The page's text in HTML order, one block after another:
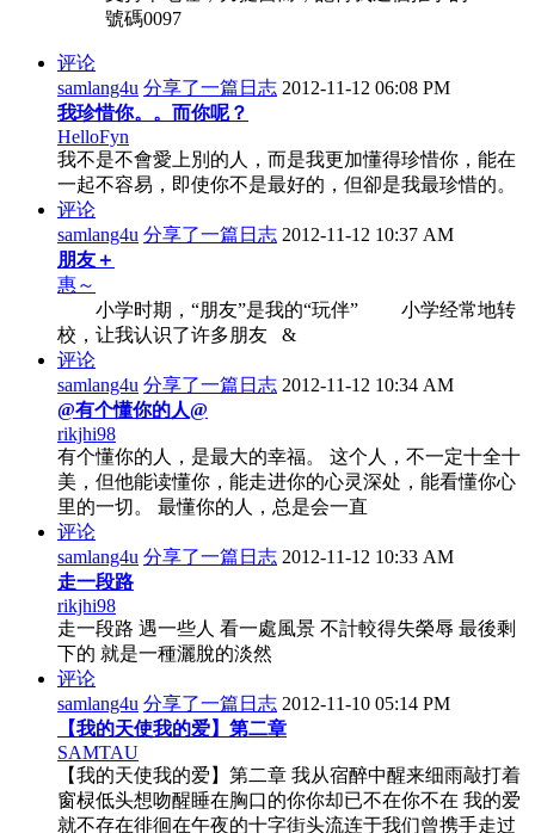
號碼0097
评论
samlang4u 分享了一篇日志 2012-11-12 06:08 PM
我珍惜你。。而你呢？
HelloFyn
我不是不會愛上別的人，而是我更加懂得珍惜你，能在
一起不容易，即使你不是最好的，但卻是我最珍惜的。
评论
samlang4u 分享了一篇日志 2012-11-12 10:37 AM
朋友＋
惠～
小学时期，“朋友”是我的“玩伴” 小学经常地转
校，让我认识了许多朋友 &
评论
samlang4u 分享了一篇日志 2012-11-12 10:34 AM
@有个懂你的人@
rikjhi98
有个懂你的人，是最大的幸福。 这个人，不一定十全十
美，但他能读懂你，能走进你的心灵深处，能看懂你心
里的一切。 最懂你的人，总是会一直
评论
samlang4u 分享了一篇日志 2012-11-12 10:33 AM
走一段路
rikjhi98
走一段路 遇一些人 看一處風景 不計較得失榮辱 最後剩
下的 就是一種灑脫的淡然
评论
samlang4u 分享了一篇日志 2012-11-10 05:14 PM
【我的天使我的爱】第二章
SAMTAU
【我的天使我的爱】第二章 我从宿醉中醒来细雨敲打着
窗棂低头想吻醒睡在胸口的你你却已不在你不在 我的爱
就不存在徘徊在午夜的十字街头流连于我们曾携手走过